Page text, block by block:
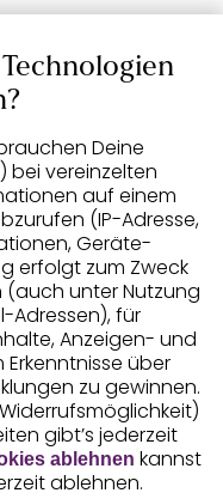
Deine
bei vereinzelten
auf einem
(IP-Adresse,
Geräte-
erfolgt zum Zweck
unter Nutzung
Adressen), für
Anzeigen- und
über
zu gewinnen.
gibt’s jederzeit
ablehnen kannst
ablehnen.